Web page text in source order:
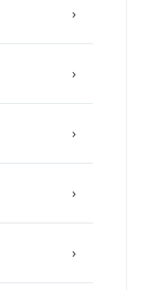
›
›
›
›
›